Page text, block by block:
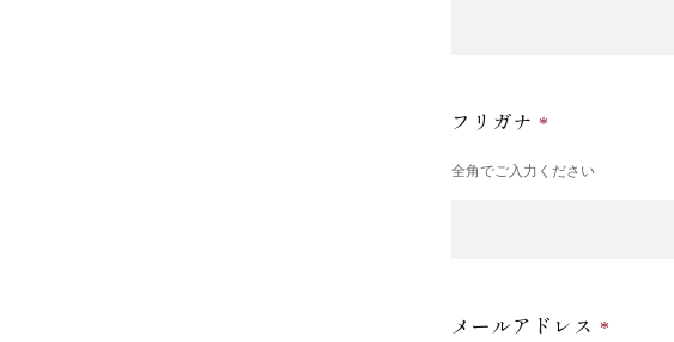
フリガナ
全角でご入力ください
メールアドレス